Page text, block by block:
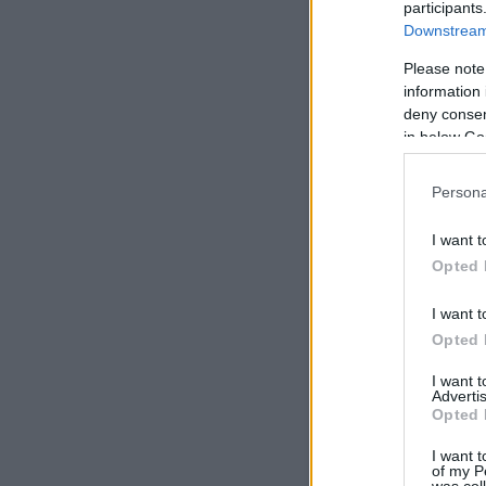
Please
information
deny
in below
I want
Opted
I want
Opted
I want
Opted
I want
of my
lefordították a nevét,
azt meséli el,
mindig annyi, hogyan